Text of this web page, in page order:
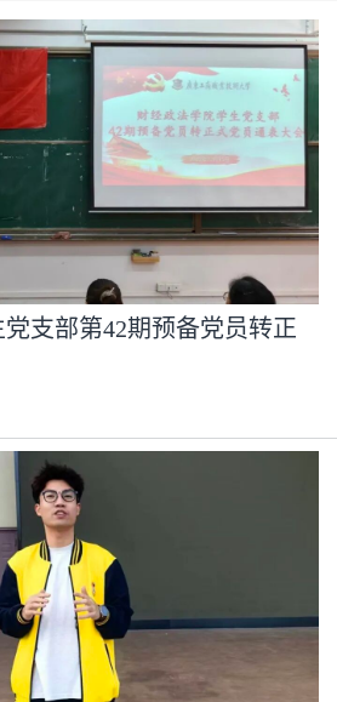
支部第42期预备党员转正